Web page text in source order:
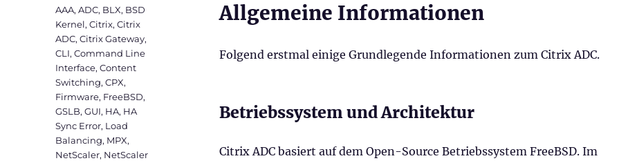
Allgemeine Informationen
Folgend erstmal einige Grundlegende Informationen zum Citrix ADC.
Betriebssystem und Architektur
Citrix ADC basiert auf dem Open-Source Betriebssystem FreeBSD. Im
Schlagwörter
AAA,ADC, BLX, BSD
Kernel,Citrix,Citrix
ADC,Citrix Gateway,
CLI,Command Line
Interface,Content
Switching,CPX,
Firmware, FreeBSD,
GSLB,GUI, HA, HA
Sync Error, Load
Balancing, MPX,
NetScaler, NetScaler